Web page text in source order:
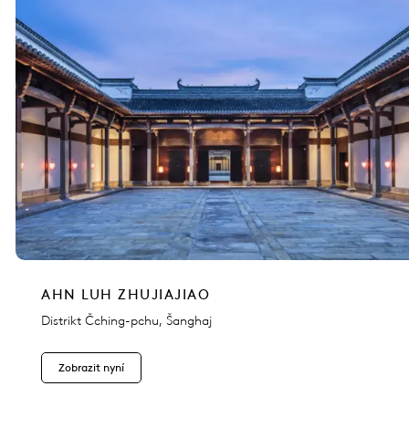
AHN LUH ZHUJIAJIAO
Distrikt Čching-pchu, Šanghaj
Zobrazit nyní